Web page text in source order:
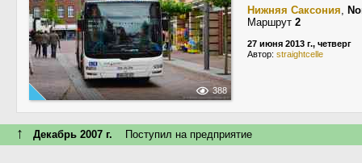
388
Нижняя Саксония,
Маршрут 2
27 июня 2013 г., четверг
Автор: straightcelle
↑ Декабрь 2007 г. Поступил на предприятие